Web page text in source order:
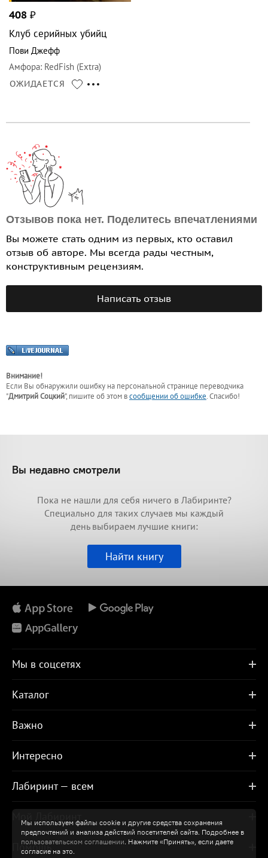
408 ₽
Клуб серийных убийц
Пови Джефф
Амфора: RedFish (Extra)
ОЖИДАЕТСЯ
Отзывов пока нет. Поделитесь впечатлениями
Вы можете стать одним из первых, кто оставил
отзыв об авторе. Мы всегда рады честным,
конструктивным рецензиям.
Написать отзыв
Внимание!
Если Вы обнаружили ошибку на персональной странице переводчика
"Дмитрий Соцкий", пишите об этом всообщении об ошибке. Спасибо!
Мы используем файлы cookie и другие средства сохранения
предпочтений и анализа действий посетителей сайта. Подробнее в
пользовательском соглашении. Нажмите «Принять», если даете
согласие на это.
Вы недавно смотрели
Пока не нашли для себя ничего в Лабиринте?
Специально для таких случаев мы каждый
день выбираем лучшие книги:
Найти книгу
Мы в соцсетях
Каталог
Важно
Интересно
Лабиринт — всем
Помощь